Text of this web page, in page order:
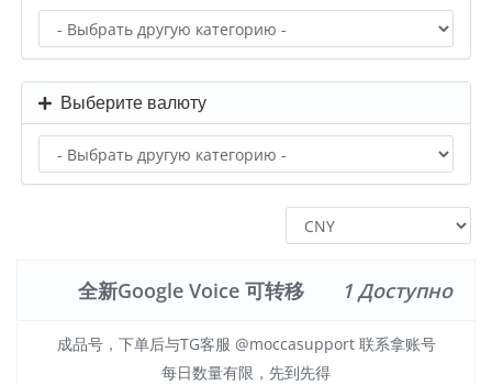
Выберите валюту
全新Google Voice 可转移 1 Доступно
成品号，下单后与TG客服 @moccasupport 联系拿账号
每日数量有限，先到先得